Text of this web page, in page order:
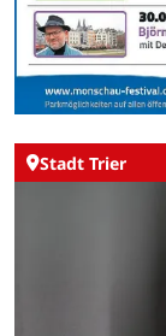
Stadt Trier